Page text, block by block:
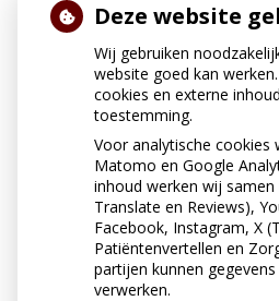
Neem contact
0316-331031
bereikbaar
Stuur ons een
Deze website
Wij gebruiken
website goed kan
cookies en externe
toestemming.
Voor analytische
Matomo en Google
inhoud werken wij
Translate en Reviews),
Facebook, Instagram, X
Patiëntenvertellen en
partijen kunnen
verwerken.